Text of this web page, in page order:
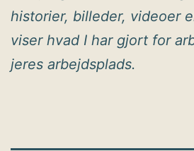
historier, billeder, videoer
viser hvad I har gjort for
jeres arbejdsplads.